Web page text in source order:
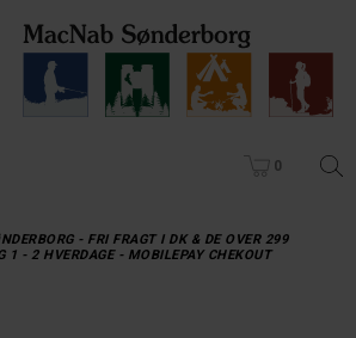
0
- FRI FRAGT I DK & DE OVER 299
1 - 2 HVERDAGE - MOBILEPAY CHEKOUT